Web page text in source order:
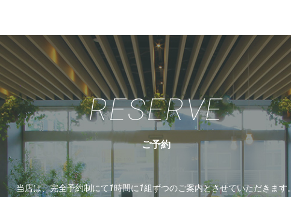
RESERVE
ご予約
当店は、完全予約制にて1時間に1組ずつのご案内とさせていただきます